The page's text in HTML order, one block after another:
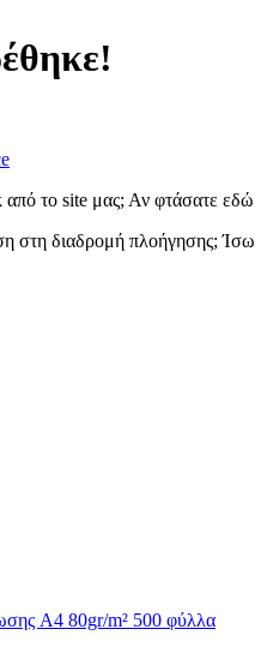
το site μας; Αν φτάσατε
στη διαδρομή πλοήγησης;
A4 80gr/m² 500 φύλλα